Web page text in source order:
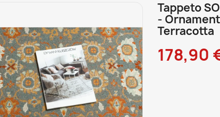
Tappeto
-
Terracotta
178,90